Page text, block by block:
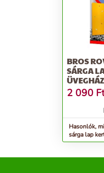
BROS
SÁRGA LAP
20 DB/
2 090
Hasonlók,
sárga lap kertbe-üvegházakba
10 db 20